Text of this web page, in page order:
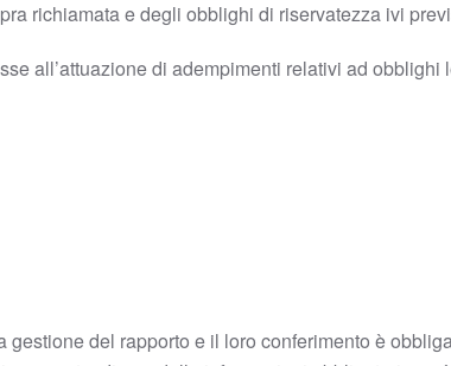
richiamata e degli obblighi di riservatezza ivi
all’attuazione di adempimenti relativi ad obblighi
del rapporto e il loro conferimento è